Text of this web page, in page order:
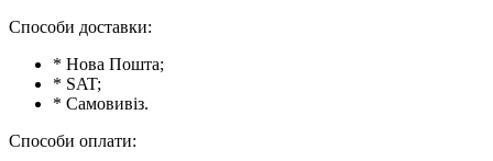
Способи доставки:
* Нова Пошта;
* SAT;
* Самовивіз.
Способи оплати: